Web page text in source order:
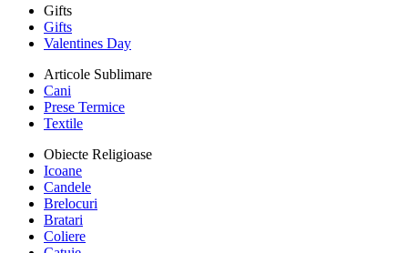
Gifts
Gifts
Valentines Day
Articole Sublimare
Cani
Prese Termice
Textile
Obiecte Religioase
Icoane
Candele
Brelocuri
Bratari
Coliere